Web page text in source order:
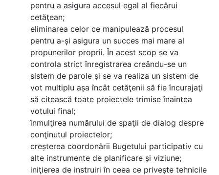
pentru a asigura accesul egal al fiecărui
cetăţean;
eliminarea celor ce manipulează procesul
pentru a-și asigura un succes mai mare al
propunerilor proprii. În acest scop se va
controla strict înregistrarea creându-se un
sistem de parole și se va realiza un sistem de
vot multiplu așa încât cetăţenii să fie încurajaţi
să citească toate proiectele trimise înaintea
votului final;
înmulţirea numărului de spaţii de dialog despre
conţinutul proiectelor;
creșterea coordonării Bugetului participativ cu
alte instrumente de planificare și viziune;
iniţierea de instruiri în ceea ce privește tehnicile